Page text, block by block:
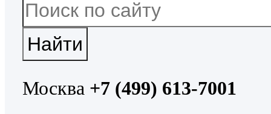
Москва +7 (499) 613-7001